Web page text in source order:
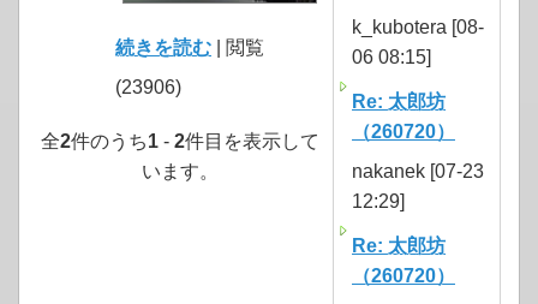
続きを読む | 閲覧
(23906)
全2件のうち1 - 2件目を表示して
います。
k_kubotera [08-
06 08:15]
Re: 太郎坊
（260720）
nakanek [07-23
12:29]
Re: 太郎坊
（260720）